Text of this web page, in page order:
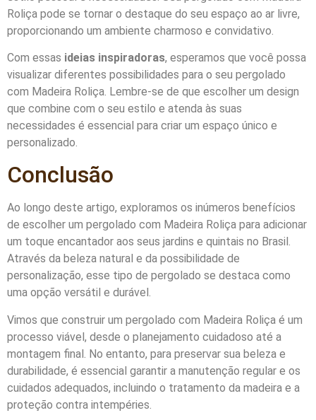
Roliça pode se tornar o destaque do seu espaço ao ar livre,
proporcionando um ambiente charmoso e convidativo.
Com essas ideias inspiradoras, esperamos que você possa
visualizar diferentes possibilidades para o seu pergolado
com Madeira Roliça. Lembre-se de que escolher um design
que combine com o seu estilo e atenda às suas
necessidades é essencial para criar um espaço único e
personalizado.
Conclusão
Ao longo deste artigo, exploramos os inúmeros benefícios
de escolher um pergolado com Madeira Roliça para adicionar
um toque encantador aos seus jardins e quintais no Brasil.
Através da beleza natural e da possibilidade de
personalização, esse tipo de pergolado se destaca como
uma opção versátil e durável.
Vimos que construir um pergolado com Madeira Roliça é um
processo viável, desde o planejamento cuidadoso até a
montagem final. No entanto, para preservar sua beleza e
durabilidade, é essencial garantir a manutenção regular e os
cuidados adequados, incluindo o tratamento da madeira e a
proteção contra intempéries.